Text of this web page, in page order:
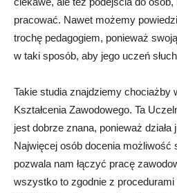
pracować. Nawet możemy
trochę pedagogiem, ponieważ
w taki sposób, aby jego uczeń
Takie studia znajdziemy chociażby
Kształcenia Zawodowego. Ta
jest dobrze znana, ponieważ działa
Najwięcej osób docenia możliwość
pozwala nam łączyć pracę
wszystko to zgodnie z